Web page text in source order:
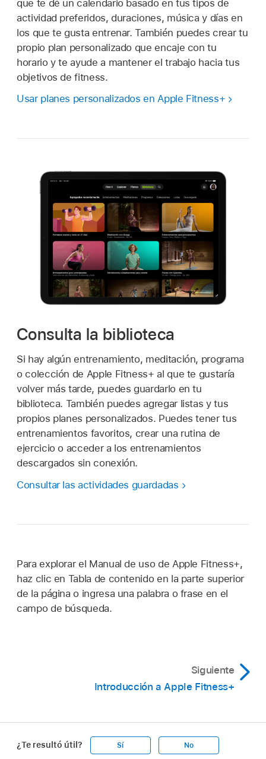
que te dé un calendario basado en tus tipos de
actividad preferidos, duraciones, música y días en
los que te gusta entrenar. También puedes crear tu
propio plan personalizado que encaje con tu
horario y te ayude a mantener el trabajo hacia tus
objetivos de fitness.
Usar planes personalizados en Apple Fitness+
Consulta la biblioteca
Si hay algún entrenamiento, meditación, programa
o colección de Apple Fitness+ al que te gustaría
volver más tarde, puedes guardarlo en tu
biblioteca. También puedes agregar listas y tus
propios planes personalizados. Puedes tener tus
entrenamientos favoritos, crear una rutina de
ejercicio o acceder a los entrenamientos
descargados sin conexión.
Consultar las actividades guardadas
Para explorar el Manual de uso de Apple Fitness+,
haz clic en Tabla de contenido en la parte superior
de la página o ingresa una palabra o frase en el
campo de búsqueda.
Siguiente
Introducción a Apple Fitness+
¿Te resultó útil? Sí No